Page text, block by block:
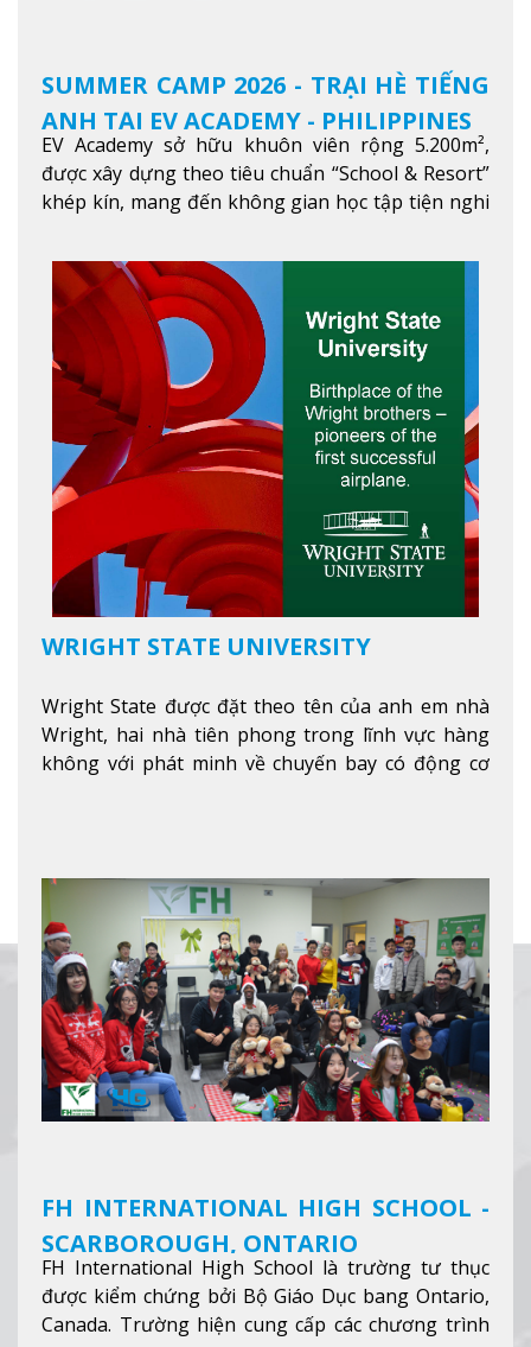
SUMMER CAMP 2026 - TRẠI HÈ TIẾNG
ANH TẠI EV ACADEMY - PHILIPPINES
EV Academy sở hữu khuôn viên rộng 5.200m²,
được xây dựng theo tiêu chuẩn “School & Resort”
khép kín, mang đến không gian học tập tiện nghi
ích hiện đạXem thêm
WRIGHT STATE UNIVERSITY
Wright State được đặt theo tên của anh em nhà
Wright, hai nhà tiên phong trong lĩnh vực hàng
không với phát minh về chuyến bay có động cơ
FH INTERNATIONAL HIGH SCHOOL -
SCARBOROUGH, ONTARIO
FH International High School là trường tư thục
được kiểm chứng bởi Bộ Giáo Dục bang Ontario,
Canada. Trường hiện cung cấp các chương trình